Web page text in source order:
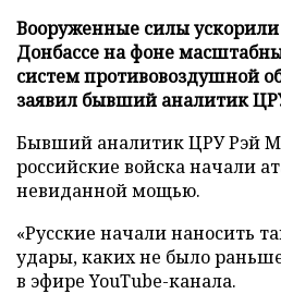
Вооруженные силы
Донбассе на фоне
систем противовоздушной
заявил бывший аналитик
Бывший аналитик ЦРУ Рэй
российские войска начали
невиданной мощью.
«Русские начали наносить
удары, каких не было
в эфире YouTube-канала.